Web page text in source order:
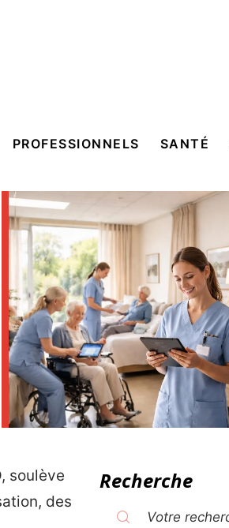
PROFESSIONNELS SANTÉ
soulève
des
Recherche